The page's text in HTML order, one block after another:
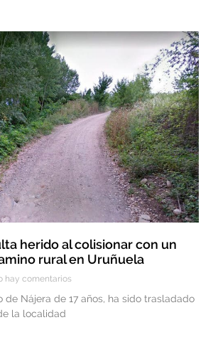
herido al colisionar con un
rural en Uruñuela
hay comentarios
de Nájera de 17 años, ha sido trasladado
la localidad